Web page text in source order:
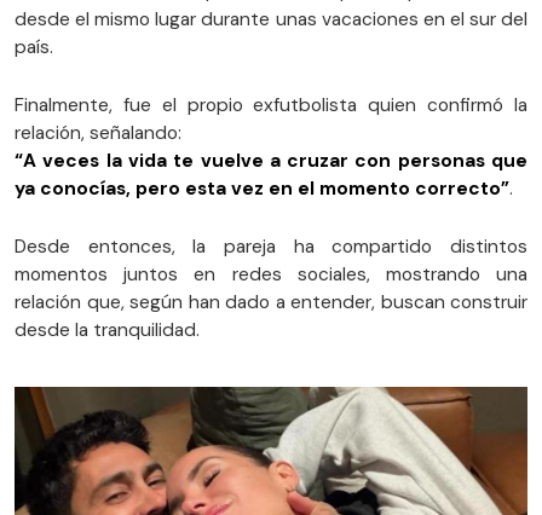
desde el mismo lugar durante unas vacaciones en el sur del
país.
Finalmente, fue el propio exfutbolista quien confirmó la
relación, señalando:
“A veces la vida te vuelve a cruzar con personas que
ya conocías, pero esta vez en el momento correcto”.
Desde entonces, la pareja ha compartido distintos
momentos juntos en redes sociales, mostrando una
relación que, según han dado a entender, buscan construir
desde la tranquilidad.